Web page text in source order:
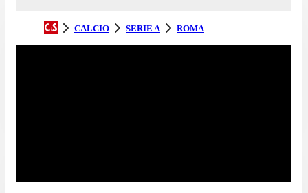
CALCIO SERIE A ROMA